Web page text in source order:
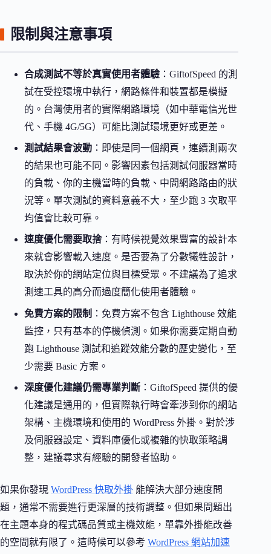
限制與注意事項
合成測試不等於真實使用者體驗 ：GiftofSpeed 的測
試在受控環境中執行，網路條件和裝置都是模擬
的。台灣使用者的實際網路環境（如中華電信光世
代、手機 4G/5G）可能比測試環境更好或更差。
測試結果會波動 ：即使是同一個網頁，連續測兩次
的結果也可能不同。影響因素包括測試伺服器當時
的負載、你的主機當時的負載、中間網路路由的狀
況等。單次測試的資料意義不大，至少跑 3 次取平
均值會比較可靠。
速度優化需要取捨：有時候視覺效果豐富的設計本
來就會影響載入速度。是否要為了分數犧牲設計，
取決於你的網站定位與目標受眾。不建議為了追求
測速工具的高分而過度簡化使用者體驗。
免費方案的限制 ：免費方案不包含 Lighthouse 效能
監控，只有基本的停機偵測。如果你需要定期自動
跑 Lighthouse 測試和追蹤效能分數的歷史變化，至
少需要 Basic 方案。
深度優化建議仍需專業判斷 ：GiftofSpeed 提供的優
化建議是通用的，但實際執行時會牽涉到你的網站
架構、主機環境和使用的 WordPress 外掛。對於涉
及伺服器設定、資料庫優化或複雜的快取策略調
整，建議尋求有經驗的開發者協助。
如果你發現 WordPress 快取外掛 能解決大部分速度問
題，通常不需要進行更深層的技術調整。但如果問題出
在主題本身的程式碼品質或主機效能，單靠外掛能改善
的空間就有限了。這時候可以參考 WordPress 網站加速